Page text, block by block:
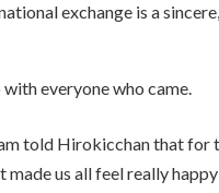
exchange is a
everyone who came.
told Hirokicchan that for
us all feel really